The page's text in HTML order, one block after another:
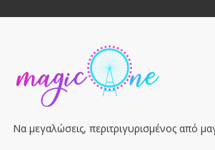
Να μεγαλώσεις, περιτριγυρισμένος από